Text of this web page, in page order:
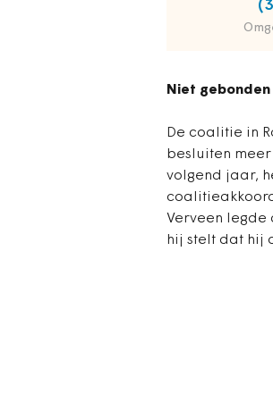
Niet
De coalitie in
besluiten
volgend jaar,
Verveen
hij stelt dat hij